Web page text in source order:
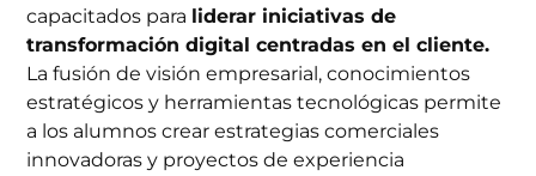
capacitados para liderar iniciativas de
transformación digital centradas en el cliente.
La fusión de visión empresarial, conocimientos
estratégicos y herramientas tecnológicas permite
a los alumnos crear estrategias comerciales
innovadoras y proyectos de experiencia